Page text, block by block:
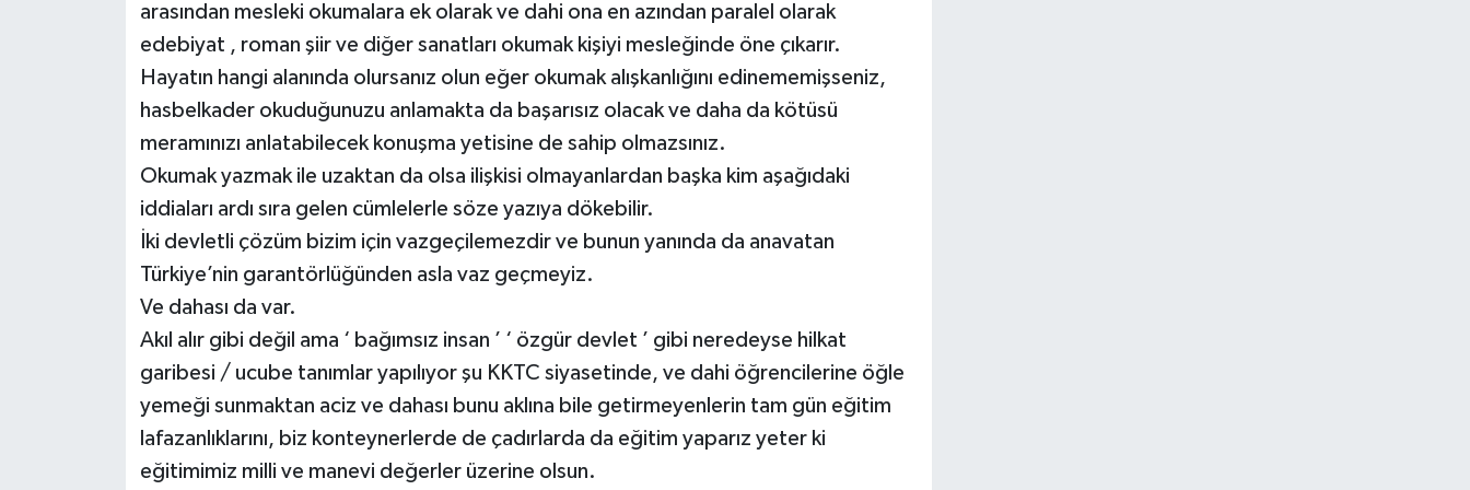
arasından mesleki okumalara ek olarak ve dahi ona en azından paralel olarak
edebiyat , roman şiir ve diğer sanatları okumak kişiyi mesleğinde öne çıkarır.
Hayatın hangi alanında olursanız olun eğer okumak alışkanlığını edinememişseniz,
hasbelkader okuduğunuzu anlamakta da başarısız olacak ve daha da kötüsü
meramınızı anlatabilecek konuşma yetisine de sahip olmazsınız.
Okumak yazmak ile uzaktan da olsa ilişkisi olmayanlardan başka kim aşağıdaki
iddiaları ardı sıra gelen cümlelerle söze yazıya dökebilir.
İki devletli çözüm bizim için vazgeçilemezdir ve bunun yanında da anavatan
Türkiye’nin garantörlüğünden asla vaz geçmeyiz.
Ve dahası da var.
Akıl alır gibi değil ama ‘ bağımsız insan ’ ‘ özgür devlet ’ gibi neredeyse hilkat
garibesi / ucube tanımlar yapılıyor şu KKTC siyasetinde, ve dahi öğrencilerine öğle
yemeği sunmaktan aciz ve dahası bunu aklına bile getirmeyenlerin tam gün eğitim
lafazanlıklarını, biz konteynerlerde de çadırlarda da eğitim yaparız yeter ki
eğitimimiz milli ve manevi değerler üzerine olsun.